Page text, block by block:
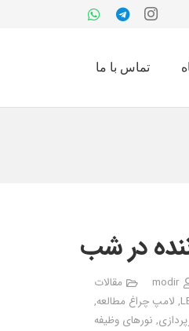
تماس با ما
در شب
modir
مقالات
, لامپ چراغ مطالعه,
, نورهای وظیفه